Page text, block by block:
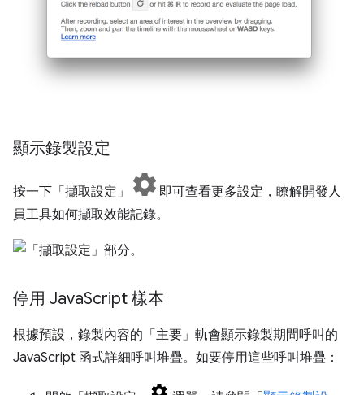
顯示錄製設定
按一下「擷取設定」
即可查看更多設定，瞭解開發人
員工具如何擷取效能記錄。
停用 JavaScript 樣本
根據預設，錄製內容的「主要」 軌會顯示錄製期間呼叫的
JavaScript 函式詳細呼叫堆疊。如要停用這些呼叫堆疊：